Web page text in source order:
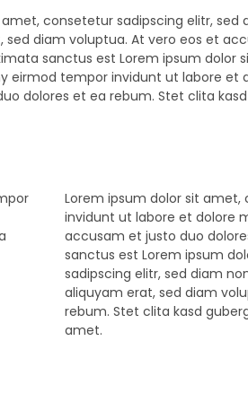
consetetur sadipscing elitr,
diam voluptua. At vero eos et
sanctus est Lorem ipsum
eirmod tempor invidunt ut labore et
dolores et ea rebum. Stet clita
Lorem ipsum dolor sit
invidunt ut labore et dolore
accusam et justo duo
sanctus est Lorem ipsum
sadipscing elitr, sed diam
aliquyam erat, sed diam
rebum. Stet clita kasd
amet.